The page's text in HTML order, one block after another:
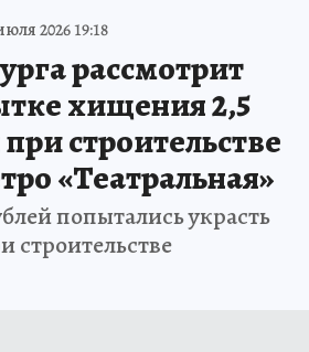
2026 19:18
рассмотрит
хищения 2,5
строительстве
«Театральная»
попытались украсть
строительстве